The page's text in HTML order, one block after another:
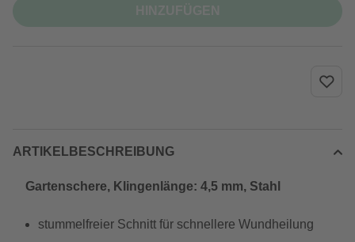
ARTIKELBESCHREIBUNG
Gartenschere, Klingenlänge: 4,5 mm, Stahl
stummelfreier Schnitt für schnellere Wundheilung